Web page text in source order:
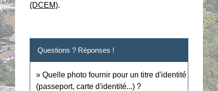
(DCEM).
Questions ? Réponses !
Quelle photo fournir pour un titre d'identité
(passeport, carte d'identité...) ?